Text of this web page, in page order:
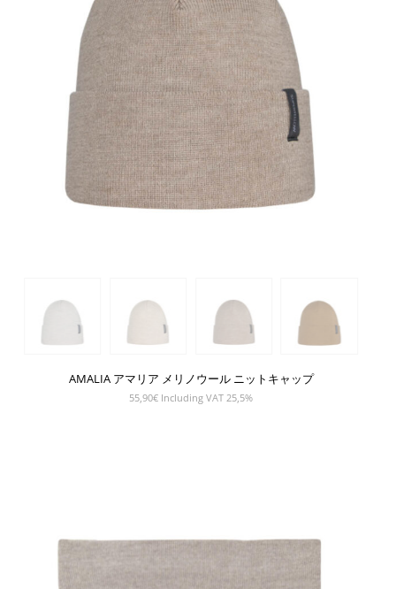
AMALIA アマリア メリノウール ニットキャップ
55,90€ Including VAT 25,5%